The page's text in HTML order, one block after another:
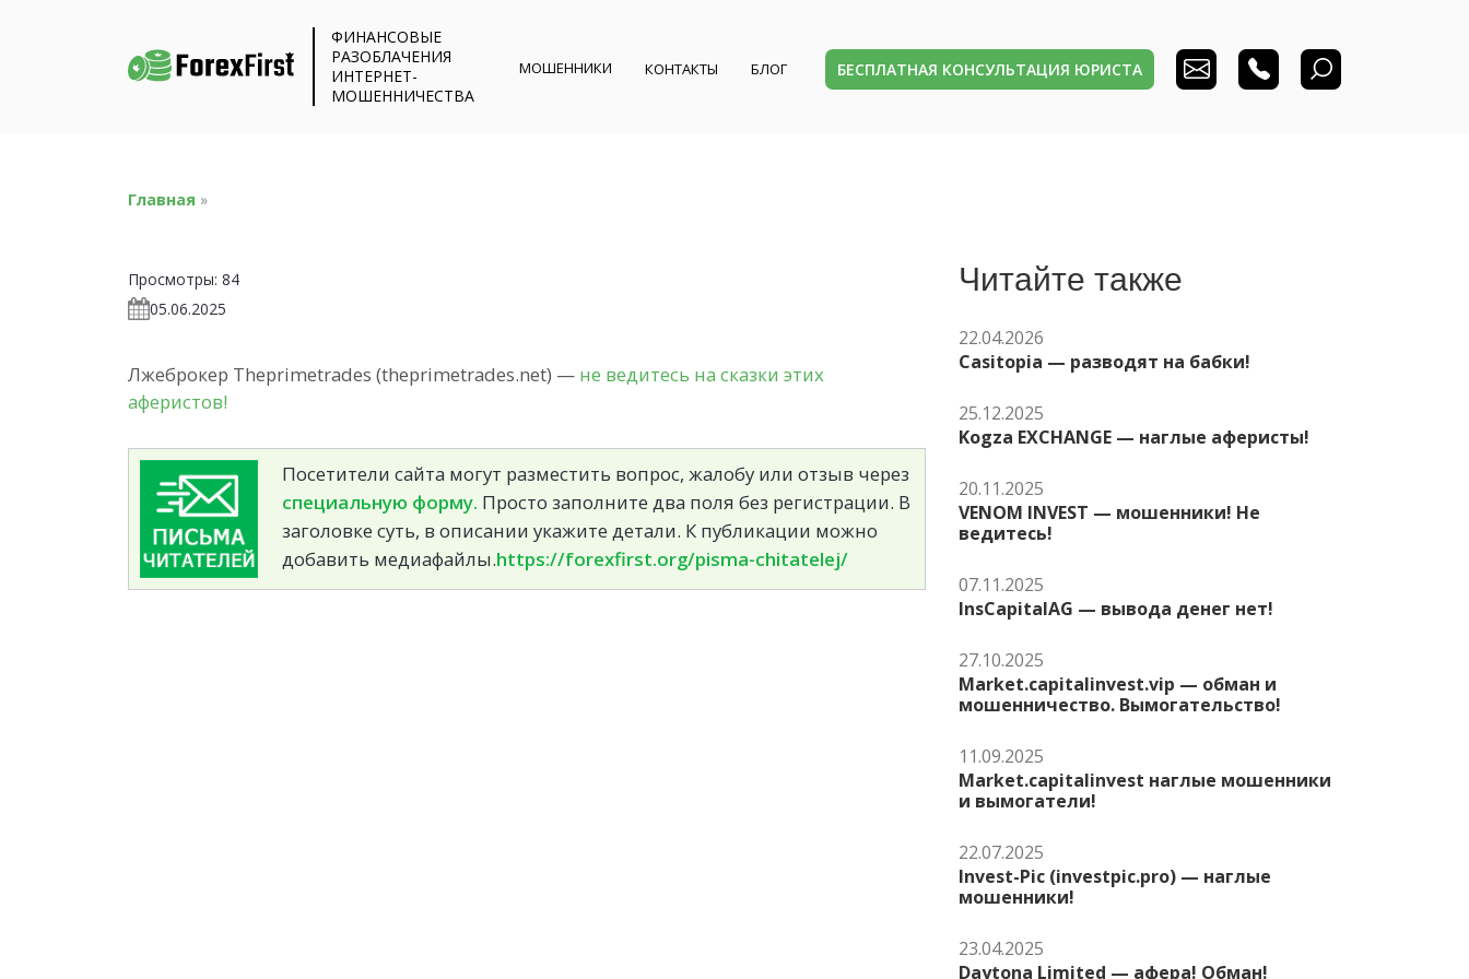
ФИНАНСОВЫЕ
РАЗОБЛАЧЕНИЯ
ИНТЕРНЕТ-
МОШЕННИЧЕСТВА
МОШЕННИКИ КОНТАКТЫ БЛОГ БЕСПЛАТНАЯ КОНСУЛЬТАЦИЯ ЮРИСТА
Главная »
Просмотры: 84
05.06.2025
Лжеброкер Theprimetrades (theprimetrades.net) — не ведитесь на сказки этих
аферистов!
Посетители сайта могут разместить вопрос, жалобу или отзыв через
специальную форму. Просто заполните два поля без регистрации. В
заголовке суть, в описании укажите детали. К публикации можно
добавить медиафайлы.https://forexfirst.org/pisma-chitatelej/
Читайте также
22.04.2026
Casitopia — разводят на бабки!
25.12.2025
Kogza EXCHANGE — наглые аферисты!
20.11.2025
VENOM INVEST — мошенники! Не
ведитесь!
07.11.2025
InsCapitalAG — вывода денег нет!
27.10.2025
Market.capitalinvest.vip — обман и
мошенничество. Вымогательство!
11.09.2025
Market.capitalinvest наглые мошенники
и вымогатели!
22.07.2025
Invest-Pic (investpic.pro) — наглые
мошенники!
23.04.2025
Daytona Limited — афера! Обман!